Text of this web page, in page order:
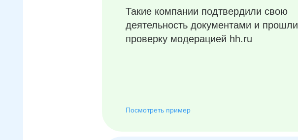
Такие компании подтвердили свою
деятельность документами и прошли
проверку модерацией hh.ru
Посмотреть пример